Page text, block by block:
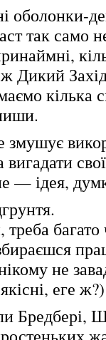
оболонки-
так само
Дикий
кілька
змушує
— ідея,
не
еге ж?)
Бредбері,